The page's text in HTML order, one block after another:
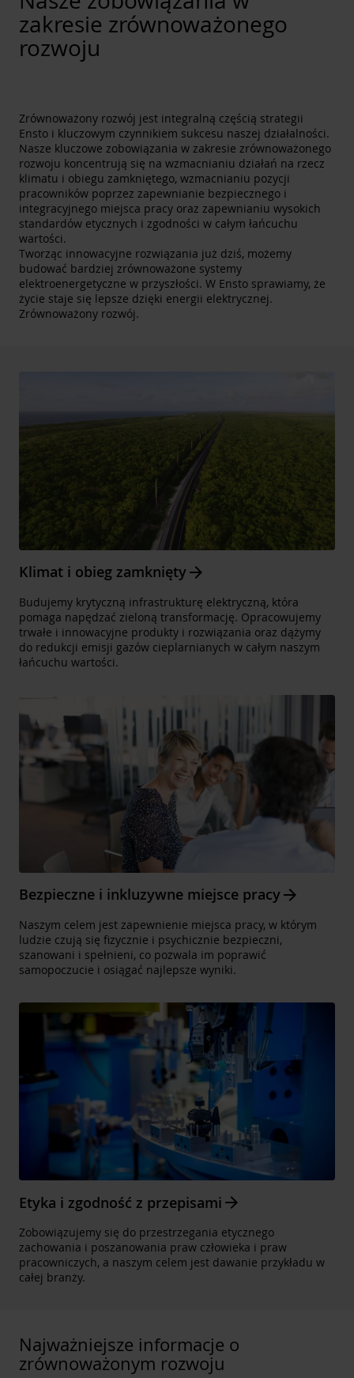
zakresie zrównoważonego
rozwoju
Zrównoważony rozwój jest integralną częścią strategii
Ensto i kluczowym czynnikiem sukcesu naszej działalności.
Nasze kluczowe zobowiązania w zakresie zrównoważonego
rozwoju koncentrują się na wzmacnianiu działań na rzecz
klimatu i obiegu zamkniętego, wzmacnianiu pozycji
pracowników poprzez zapewnianie bezpiecznego i
integracyjnego miejsca pracy oraz zapewnianiu wysokich
standardów etycznych i zgodności w całym łańcuchu
wartości.
Tworząc innowacyjne rozwiązania już dziś, możemy
budować bardziej zrównoważone systemy
elektroenergetyczne w przyszłości. W Ensto sprawiamy, że
życie staje się lepsze dzięki energii elektrycznej.
Zrównoważony rozwój.
Klimat i obieg zamkniętyArrow_forward
Budujemy krytyczną infrastrukturę elektryczną, która
pomaga napędzać zieloną transformację. Opracowujemy
trwałe i innowacyjne produkty i rozwiązania oraz dążymy
do redukcji emisji gazów cieplarnianych w całym naszym
łańcuchu wartości.
Bezpieczne i inkluzywne miejsce pracyArrow_forward
Naszym celem jest zapewnienie miejsca pracy, w którym
ludzie czują się fizycznie i psychicznie bezpieczni,
szanowani i spełnieni, co pozwala im poprawić
samopoczucie i osiągać najlepsze wyniki.
Etyka i zgodność z przepisami Arrow_forward
Zobowiązujemy się do przestrzegania etycznego
zachowania i poszanowania praw człowieka i praw
pracowniczych, a naszym celem jest dawanie przykładu w
całej branży.
Najważniejsze informacje o
zrównoważonym rozwoju